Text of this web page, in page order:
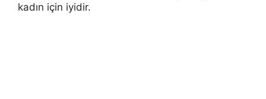
kadın için iyidir.